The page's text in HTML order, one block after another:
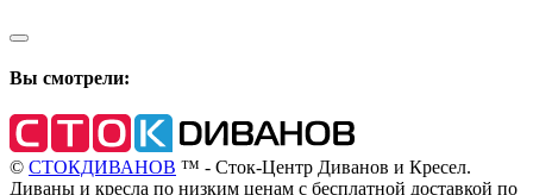
Вы смотрели:
© СТОКДИВАНОВ ™ - Сток-Центр Диванов и Кресел.
Диваны и кресла по низким ценам с бесплатной доставкой по